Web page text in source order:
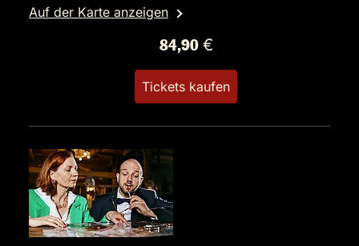
Auf der Karte anzeigen
84,90 €
Tickets kaufen